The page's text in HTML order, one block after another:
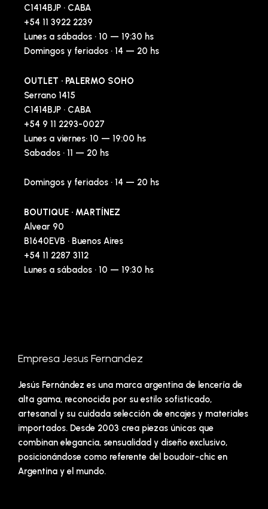
C1414BJP · CABA
+54 11 3922 2239
Lunes a sábados · 10 — 19:30 hs
Domingos y feriados · 14 — 20 hs
OUTLET · PALERMO SOHO
Serrano 1415
C1414BJP · CABA
+54 9 11 2293-0027
Lunes a viernes· 10 — 19:00 hs
Sabados · 11 — 20 hs
Domingos y feriados · 14 — 20 hs
BOUTIQUE · MARTÍNEZ
Alvear 90
B1640EVB · Buenos Aires
+54 11 2287 3112
Lunes a sábados · 10 — 19:30 hs
Empresa Jesus Fernandez
Jesús Fernández es una marca argentina de lencería de
alta gama, reconocida por su estilo sofisticado,
artesanal y su cuidada selección de encajes y materiales
importados. Desde 2003 crea piezas únicas que
combinan elegancia, sensualidad y diseño exclusivo,
posicionándose como referente del boudoir-chic en
Argentina y el mundo.